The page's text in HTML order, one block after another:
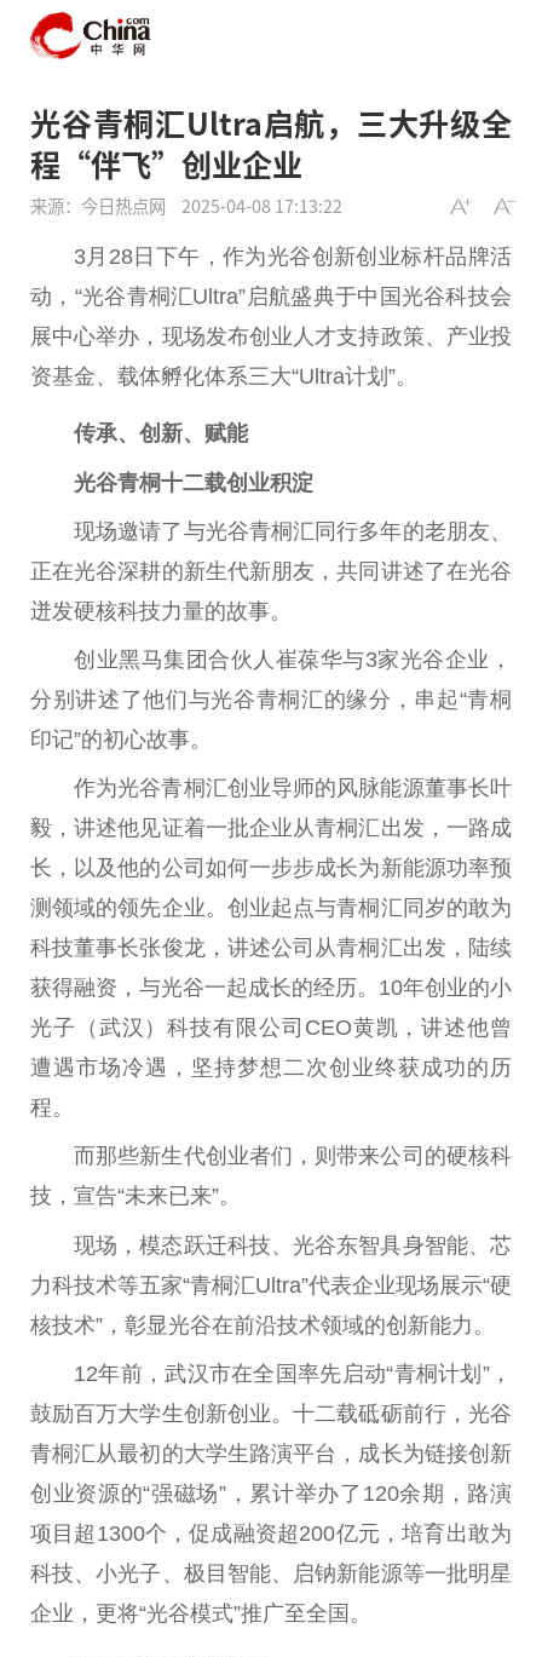
光谷青桐汇Ultra启航，三大升级全
程“伴飞”创业企业
来源：今日热点网 2025-04-08 17:13:22
3月28日下午，作为光谷创新创业标杆品牌活
动，“光谷青桐汇Ultra”启航盛典于中国光谷科技会
展中心举办，现场发布创业人才支持政策、产业投
资基金、载体孵化体系三大“Ultra计划”。
传承、创新、赋能
光谷青桐十二载创业积淀
现场邀请了与光谷青桐汇同行多年的老朋友、
正在光谷深耕的新生代新朋友，共同讲述了在光谷
迸发硬核科技力量的故事。
创业黑马集团合伙人崔葆华与3家光谷企业，
分别讲述了他们与光谷青桐汇的缘分，串起“青桐
印记”的初心故事。
作为光谷青桐汇创业导师的风脉能源董事长叶
毅，讲述他见证着一批企业从青桐汇出发， 一路成
长，以及他的公司如何一步步成长为新能源功率预
测领域的领先企业。创业起点与青桐汇同岁的敢为
科技董事长张俊龙，讲述公司从青桐汇出发，陆续
获得融资，与光谷一起成长的经历。10年创业的小
光子（武汉）科技有限公司CEO黄凯，讲述他曾
遭遇市场冷遇，坚持梦想二次创业终获成功的历
程。
而那些新生代创业者们，则带来公司的硬核科
技，宣告“未来已来”。
现场，模态跃迁科技、光谷东智具身智能、芯
力科技术等五家“青桐汇Ultra”代表企业现场展示“硬
核技术”，彰显光谷在前沿技术领域的创新能力。
12年前，武汉市在全国率先启动“青桐计划”，
鼓励百万大学生创新创业。十二载砥砺前行，光谷
青桐汇从最初的大学生路演平台 ，成长为链接创新
创业资源的“强磁场”，累计举办了120余期，路演
项目超1300个，促成融资超200亿元，培育出敢为
科技、小光子、极目智能、启钠新能源等一批明星
企业，更将“光谷模式”推广至全国。